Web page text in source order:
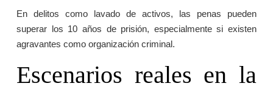
En delitos como lavado de activos, las penas pueden
superar los 10 años de prisión, especialmente si existen
agravantes como organización criminal.
Escenarios reales en la